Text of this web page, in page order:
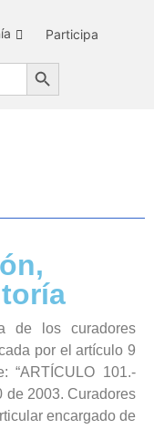
Participa
Search Button
de los curadores
por el artículo 9
“ARTÍCULO 101.-
de 2003. Curadores
encargado de